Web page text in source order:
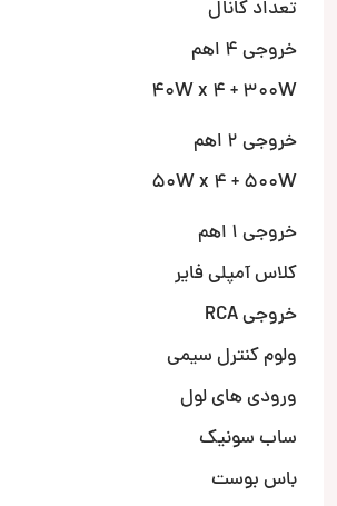
تعداد کانال
خروجی 4 اهم
40W x 4 + 300W
خروجی 2 اهم
50W x 4 + 500W
خروجی 1 اهم
کلاس آمپلی فایر
خروجی RCA
ولوم کنترل سیمی
ورودی های لول
ساب سونیک
باس بوست